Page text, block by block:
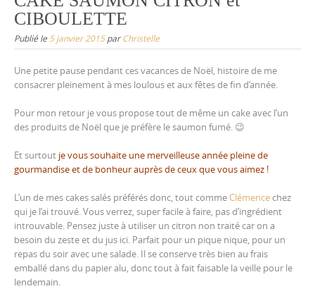
CIBOULETTE
Publié le 5 janvier 2015parChristelle
Une petite pause pendant ces vacances de Noël, histoire de me
consacrer pleinement à mes loulous et aux fêtes de fin d’année.
Pour mon retour je vous propose tout de même un cake avec l’un
des produits de Noël que je préfère le saumon fumé. 😉
Et surtout je vous souhaite une merveilleuse année pleine de
gourmandise et de bonheur auprès de ceux que vous aimez !
L’un de mes cakes salés préférés donc, tout commeClémencechez
qui je l’ai trouvé. Vous verrez, super facile à faire, pas d’ingrédient
introuvable. Pensez juste à utiliser un citron non traité car on a
besoin du zeste et du jus ici. Parfait pour un pique nique, pour un
repas du soir avec une salade. Il se conserve très bien au frais
emballé dans du papier alu, donc tout à fait faisable la veille pour le
lendemain.